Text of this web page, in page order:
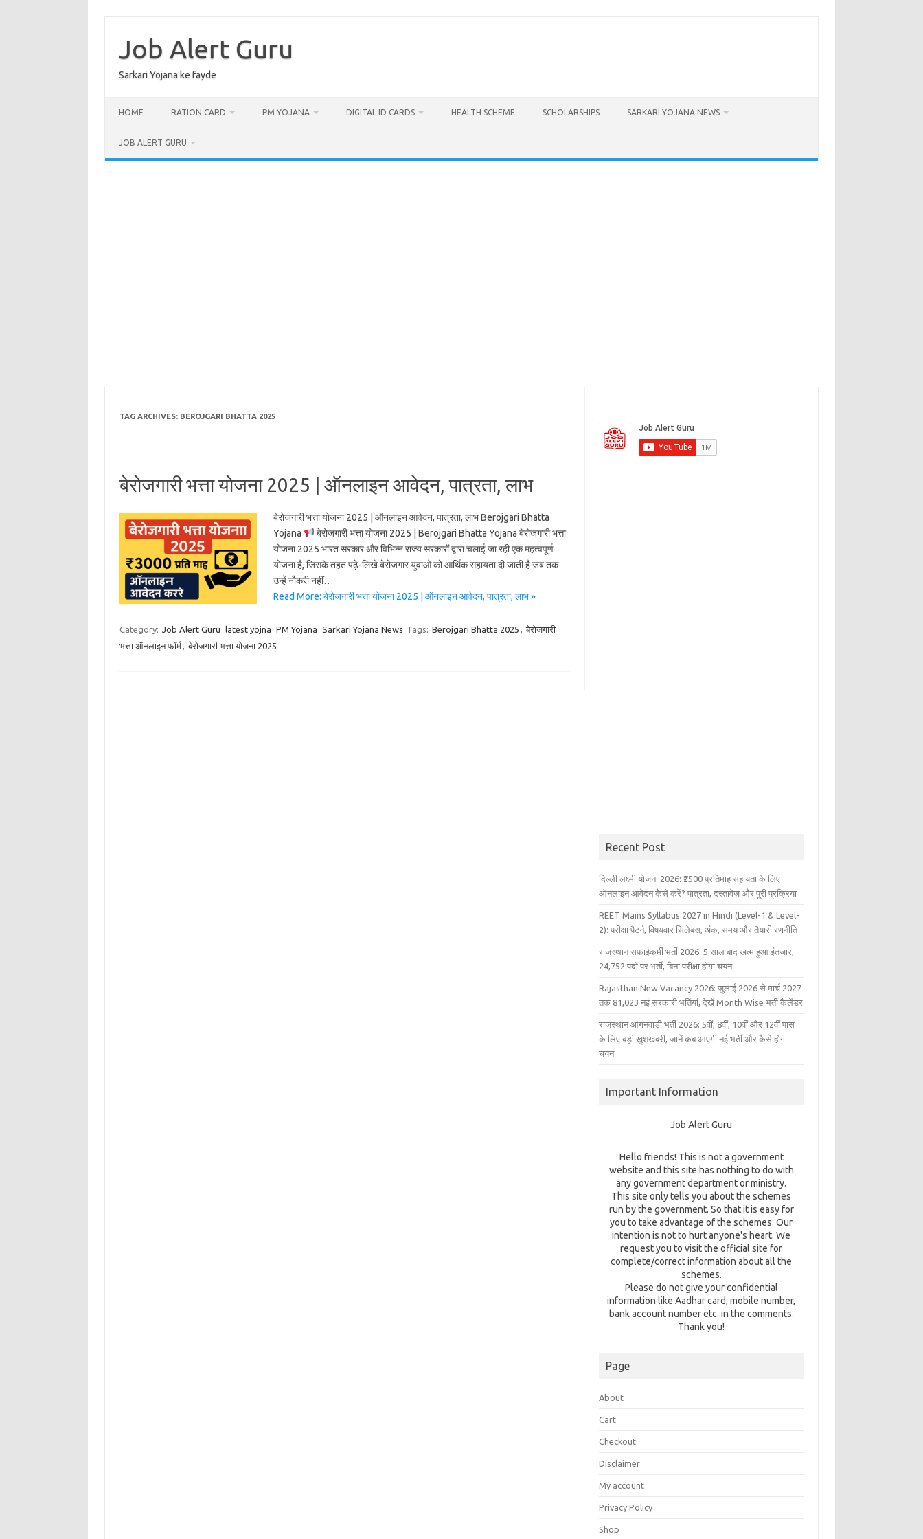
content
Job Alert Guru
Sarkari Yojana ke fayde
HOME RATION CARD PM YOJANA DIGITAL ID CARDS HEALTH SCHEME SCHOLARSHIPS SARKARI YOJANA NEWS
JOB ALERT GURU
TAG ARCHIVES: BEROJGARI BHATTA 2025
बेरोजगारी भत्ता योजना 2025 | ऑनलाइन आवेदन, पात्रता, लाभ
बेरोजगारी भत्ता योजना 2025 | ऑनलाइन आवेदन, पात्रता, लाभ Berojgari Bhatta
Yojana
बेरोजगारी भत्ता योजना 2025 | Berojgari Bhatta Yojana बेरोजगारी भत्ता
योजना 2025 भारत सरकार और विभिन्न राज्य सरकारों द्वारा चलाई जा रही एक महत्वपूर्ण
योजना है, जिसके तहत पढ़े-लिखे बेरोजगार युवाओं को आर्थिक सहायता दी जाती है जब तक
उन्हें नौकरी नहीं…
Read More: बेरोजगारी भत्ता योजना 2025 | ऑनलाइन आवेदन, पात्रता, लाभ »
Category: Job Alert Guru latest yojna PM Yojana Sarkari Yojana News Tags: Berojgari Bhatta 2025 , बेरोजगारी
भत्ता ऑनलाइन फॉर्म, बेरोजगारी भत्ता योजना 2025
Recent Post
दिल्ली लक्ष्मी योजना 2026: ₹2500 प्रतिमाह सहायता के लिए
ऑनलाइन आवेदन कैसे करें? पात्रता, दस्तावेज़ और पूरी प्रक्रिया
REET Mains Syllabus 2027 in Hindi (Level-1 & Level-
2): परीक्षा पैटर्न, विषयवार सिलेबस, अंक, समय और तैयारी रणनीति
राजस्थान सफाईकर्मी भर्ती 2026: 5 साल बाद खत्म हुआ इंतजार,
24,752 पदों पर भर्ती, बिना परीक्षा होगा चयन
Rajasthan New Vacancy 2026: जुलाई 2026 से मार्च 2027
तक 81,023 नई सरकारी भर्तियां, देखें Month Wise भर्ती कैलेंडर
राजस्थान आंगनवाड़ी भर्ती 2026: 5वीं, 8वीं, 10वीं और 12वीं पास
के लिए बड़ी खुशखबरी, जानें कब आएगी नई भर्ती और कैसे होगा
चयन
Important Information
Job Alert Guru
Hello friends! This is not a government
website and this site has nothing to do with
any government department or ministry.
This site only tells you about the schemes
run by the government. So that it is easy for
you to take advantage of the schemes. Our
intention is not to hurt anyone's heart. We
request you to visit the official site for
complete/correct information about all the
schemes.
Please do not give your confidential
information like Aadhar card, mobile number,
bank account number etc. in the comments.
Thank you!
Page
About
Cart
Checkout
Disclaimer
My account
Privacy Policy
Shop